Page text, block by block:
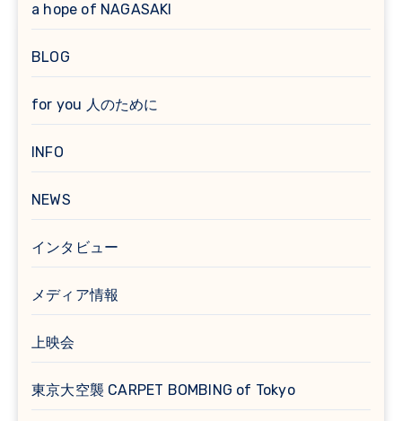
a hope of NAGASAKI
BLOG
for you 人のために
INFO
NEWS
インタビュー
メディア情報
上映会
東京大空襲 CARPET BOMBING of Tokyo